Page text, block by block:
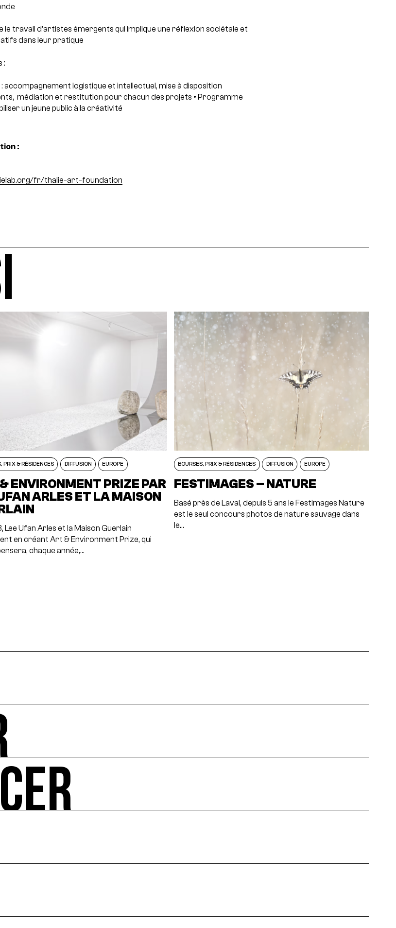
le travail d’artistes émergents qui implique une réflexion sociétale et
dans leur pratique
:
: accompagnement logistique et intellectuel, mise à disposition
médiation et restitution pour chacun des projets • Programme
un jeune public à la créativité
:
fr/thalie-art-foundation
PRIX & RÉSIDENCES DIFFUSION EUROPE
ENVIRONMENT PRIZE PAR
ARLES ET LA MAISON
Lee Ufan Arles et la Maison Guerlain
en créant Art & Environment Prize, qui
chaque année,…
BOURSES, PRIX & RÉSIDENCES DIFFUSION EUROPE
FESTIMAGES – NATURE
Basé près de Laval, depuis 5 ans le Festimages Nature
est le seul concours photos de nature sauvage dans
le…
et de l'écologie : manifestations, appels à projets, rencontres...
culture et écologie.
dans le monde.